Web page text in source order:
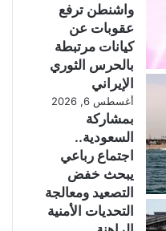
واشنطن ترفع
عقوبات عن
كيانات مرتبطة
بالحرس الثوري
الإيراني
أغسطس 6, 2026
بمشاركة
السعودية..
اجتماع رباعي
يبحث خفض
التصعيد ومعالجة
التحديات الأمنية